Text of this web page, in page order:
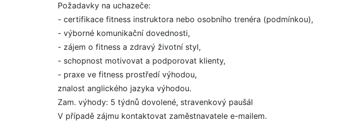
Požadavky na uchazeče:
- certifikace fitness instruktora nebo osobního trenéra (podmínkou),
- výborné komunikační dovednosti,
- zájem o fitness a zdravý životní styl,
- schopnost motivovat a podporovat klienty,
- praxe ve fitness prostředí výhodou,
znalost anglického jazyka výhodou.
Zam. výhody: 5 týdnů dovolené, stravenkový paušál
V případě zájmu kontaktovat zaměstnavatele e-mailem.